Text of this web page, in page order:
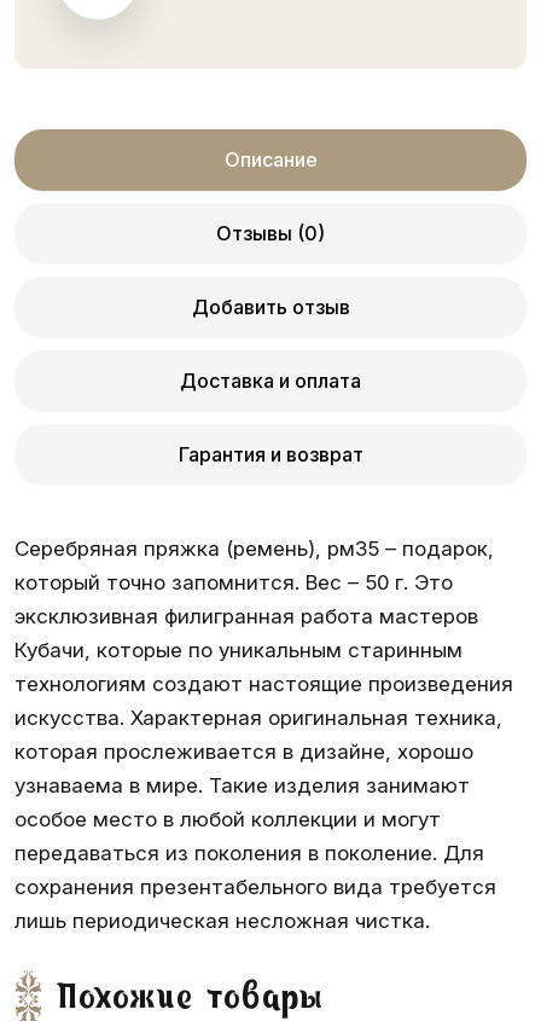
Описание
Отзывы (0)
Добавить отзыв
Доставка и оплата
Гарантия и возврат
Серебряная пряжка (ремень), рм35 – подарок,
который точно запомнится. Вес – 50 г. Это
эксклюзивная филигранная работа мастеров
Кубачи, которые по уникальным старинным
технологиям создают настоящие произведения
искусства. Характерная оригинальная техника,
которая прослеживается в дизайне, хорошо
узнаваема в мире. Такие изделия занимают
особое место в любой коллекции и могут
передаваться из поколения в поколение. Для
сохранения презентабельного вида требуется
лишь периодическая несложная чистка.
Похожие товары